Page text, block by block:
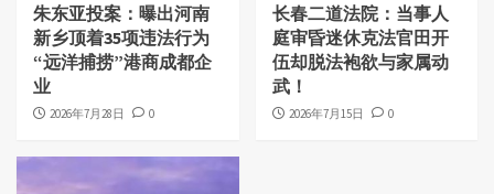
朱东亚投案：曝出河南
新乡顶着35项违法行为
“远洋捕捞”港商成都企
业
2026年7月28日 0
长春二道法院：当事人
庭审昏迷休克法官田开
伍却脱法袍欲与家属动
武！
2026年7月15日 0